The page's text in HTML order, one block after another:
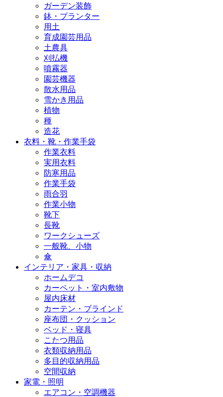
ガーデン装飾
鉢・プランター
用土
育成園芸用品
土農具
刈払機
噴霧器
園芸機器
散水用品
雪かき用品
植物
種
造花
衣料・靴・作業手袋
作業衣料
実用衣料
防寒用品
作業手袋
雨合羽
作業小物
靴下
長靴
ワークシューズ
一般靴、小物
傘
インテリア・家具・収納
ホームデコ
カーペット・室内敷物
屋内床材
カーテン・ブラインド
座布団・クッション
ベッド・寝具
こたつ用品
衣類収納用品
多目的収納用品
空間収納
家電・照明
エアコン・空調機器